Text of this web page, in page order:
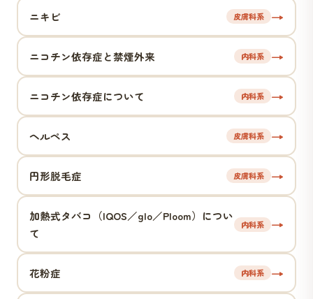
ニキビ 皮膚科系 →
ニコチン依存症と禁煙外来 内科系 →
ニコチン依存症について 内科系 →
ヘルペス 皮膚科系 →
円形脱毛症 皮膚科系 →
加熱式タバコ（IQOS／glo／Ploom）につい
て
内科系 →
花粉症 内科系 →